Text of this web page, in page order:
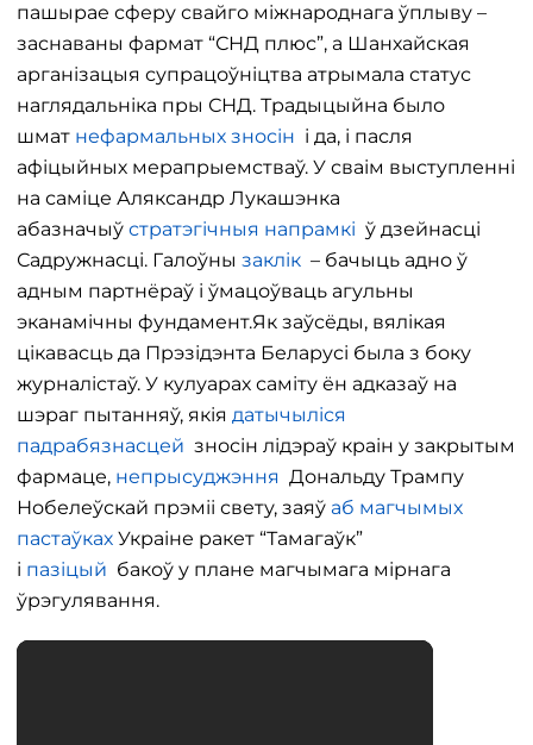
пашырае сферу свайго міжнароднага ўплыву –
заснаваны фармат “СНД плюс”, а Шанхайская
арганізацыя супрацоўніцтва атрымала статус
наглядальніка пры СНД. Традыцыйна было
шмат нефармальных зносін і да, і пасля
афіцыйных мерапрыемстваў. У сваім выступленні
на саміце Аляксандр Лукашэнка
абазначыў стратэгічныя напрамкі ў дзейнасці
Садружнасці. Галоўны заклік – бачыць адно ў
адным партнёраў і ўмацоўваць агульны
эканамічны фундамент.Як заўсёды, вялікая
цікавасць да Прэзідэнта Беларусі была з боку
журналістаў. У кулуарах саміту ён адказаў на
шэраг пытанняў, якія датычыліся
падрабязнасцей зносін лідэраў краін у закрытым
фармаце, непрысуджэння Дональду Трампу
Нобелеўскай прэміі свету, заяў аб магчымых
пастаўках Украіне ракет “Тамагаўк”
і пазіцый бакоў у плане магчымага мірнага
ўрэгулявання.